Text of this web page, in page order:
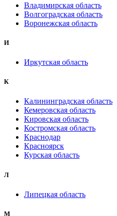
Владимирская область
Волгоградская область
Воронежская область
И
Иркутская область
К
Калининградская область
Кемеровская область
Кировская область
Костромская область
Краснодар
Красноярск
Курская область
Л
Липецкая область
М